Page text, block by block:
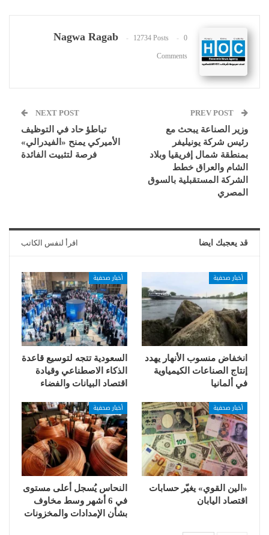
Nagwa Ragab 12734 Posts 0
Comments
وزير الصناعة يبحث مع
رئيس شركة يونيليفر
بمنطقة شمال إفريقيا وبلاد
الشام والعراق خطط
الشركة المستقبلية بالسوق
المصري
NEXT POST
تباطؤ حاد في التوظيف
الأميركي يمنح «الفيدرالي»
فرصة لتثبيت الفائدة
قد يعجبك ايضا اقرأ لنفس الكاتب
أخبار صحفية
انخفاض منسوب الأنهار يهدد
إنتاج الصناعات الكيمياوية
في ألمانيا
أخبار صحفية
السعودية تتجه لتوسيع قاعدة
الذكاء الاصطناعي وقيادة
اقتصاد البيانات والفضاء
أخبار صحفية
«الين القوي» يغيّر حسابات
اقتصاد اليابان
أخبار صحفية
النحاس يُسجل أعلى مستوى
في 6 أشهر وسط مخاوف
بشأن الإمدادات والمخزونات